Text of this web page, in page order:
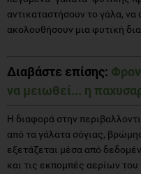
Διαβάστε επίσης:
Η διαφορά στην
από τα γάλατα σόγιας,
και τις εκπομπές αερίων
παραγωγή του κάθε
και παράγοντες, όπως η
αυξημένης καλλιέργειας